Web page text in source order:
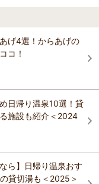
スポットガイドを見る
げ4選！からあげの
コ！
日帰り温泉10選！貸
施設も紹介＜2024
ら】日帰り温泉おす
貸切湯も＜2025＞